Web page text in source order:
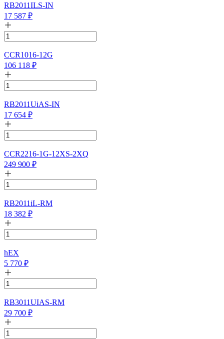
RB2011ILS-IN
17 587 ₽
CCR1016-12G
106 118 ₽
RB2011UiAS-IN
17 654 ₽
CCR2216-1G-12XS-2XQ
249 900 ₽
RB2011iL-RM
18 382 ₽
hEX
5 770 ₽
RB3011UIAS-RM
29 700 ₽